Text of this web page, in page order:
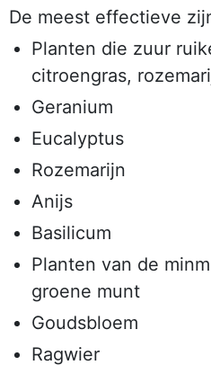
De meest effectieve
Planten die zuur
citroengras,
Geranium
Eucalyptus
Rozemarijn
Anijs
Basilicum
Planten van de
groene munt
Goudsbloem
Ragwier